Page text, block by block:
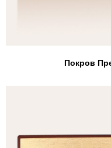
Покров